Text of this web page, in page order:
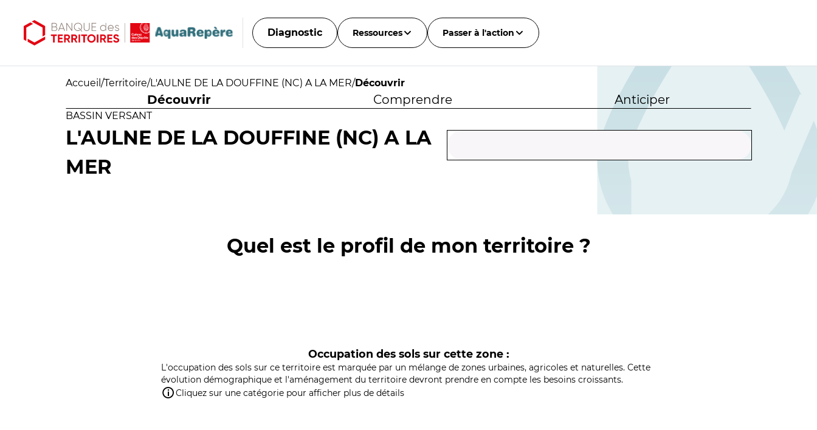
Diagnostic Ressources Passer à l'action
Accueil /Territoire/L'AULNE DE LA DOUFFINE (NC) A LA MER/Découvrir
Découvrir Comprendre Anticiper
BASSIN VERSANT
L'AULNE DE LA DOUFFINE (NC) A LA
MER
Quel est le profil de mon territoire ?
Occupation des sols sur cette zone :
L'occupation des sols sur ce territoire est marquée par un mélange de zones urbaines, agricoles et naturelles. Cette
évolution démographique et l'aménagement du territoire devront prendre en compte les besoins croissants.
Cliquez sur une catégorie pour afficher plus de détails